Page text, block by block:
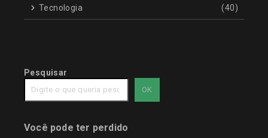
Tecnologia (40)
Pesquisar
OK
Você pode ter perdido